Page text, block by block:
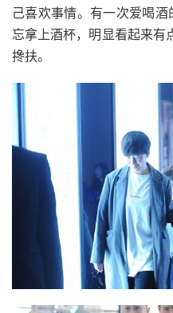
己喜欢事情。有一次爱喝
忘拿上酒杯，明显看起来有
搀扶。